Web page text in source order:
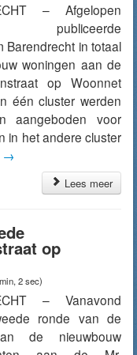
– Afgelopen
publiceerde
Barendrecht in totaal
woningen aan de
op Woonnet
één cluster werden
aangeboden voor
in het andere cluster
→
Lees meer
op
2 sec)
– Vanavond
ronde van de
de nieuwbouw